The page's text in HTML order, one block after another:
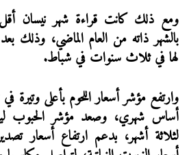
بالشهر ذاته من العام الماضي، وذلك
لها في ثلاث سنوات في شباط.
أساس شهري، وصعد مؤشر الحبوب
لثلاثة أشهر، بدعم ارتفاع أسعار